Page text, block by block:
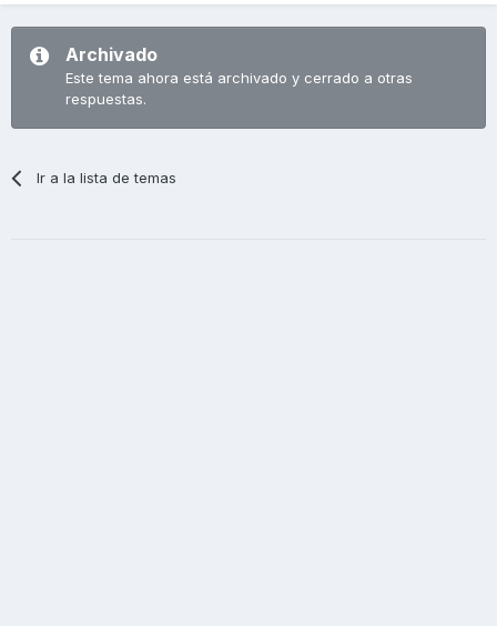
Archivado
Este tema ahora está archivado y cerrado a otras
respuestas.
Ir a la lista de temas